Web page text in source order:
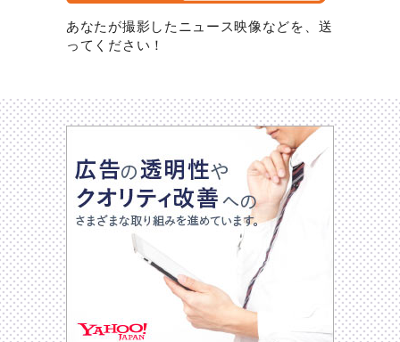
あなたが撮影したニュース映像などを、送
ってください！